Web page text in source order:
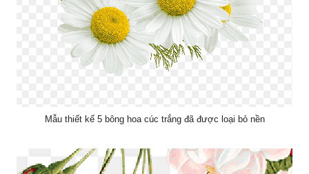
Mẫu thiết kế 5 bông hoa cúc trắng đã được loại bỏ nền